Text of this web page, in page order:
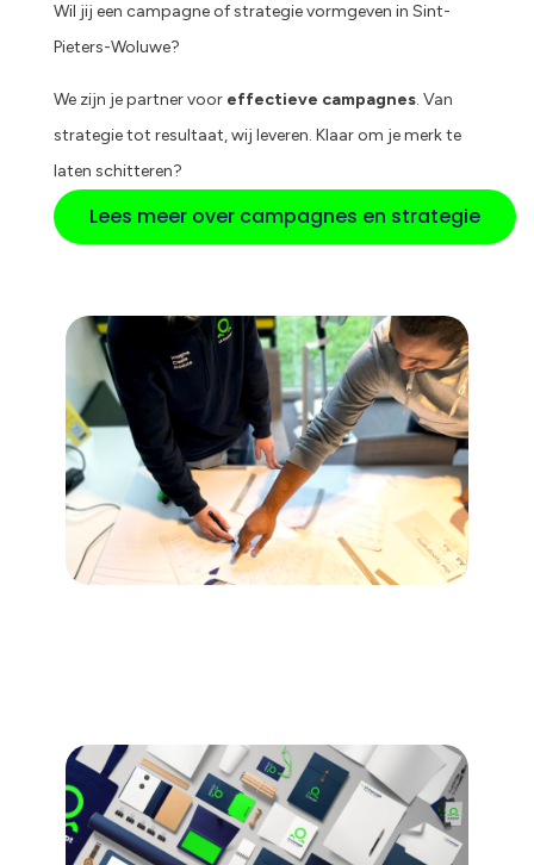
Wil jij een campagne of strategie vormgeven in Sint-
Pieters-Woluwe?
We zijn je partner voor effectieve campagnes. Van
strategie tot resultaat, wij leveren. Klaar om je merk te
laten schitteren?
Lees meer over campagnes en strategie